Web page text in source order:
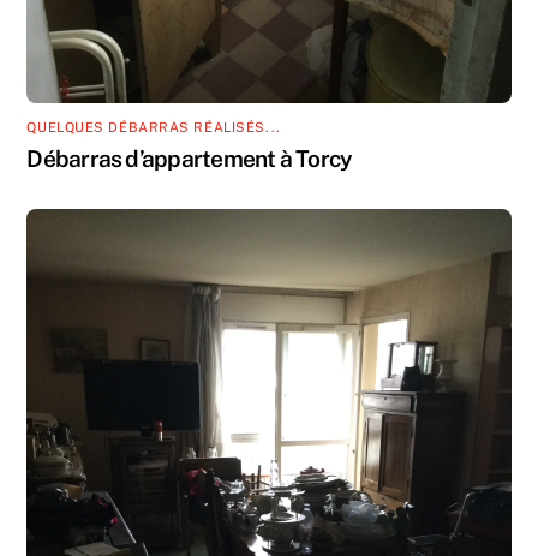
QUELQUES DÉBARRAS RÉALISÉS...
Débarras d’appartement à Torcy